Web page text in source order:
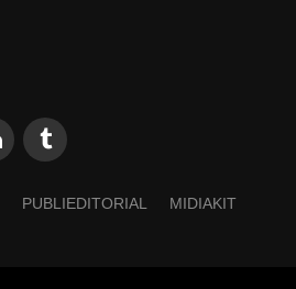
PUBLIEDITORIAL MIDIAKIT